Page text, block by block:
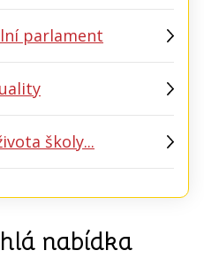
parlament
školy...
nabídka